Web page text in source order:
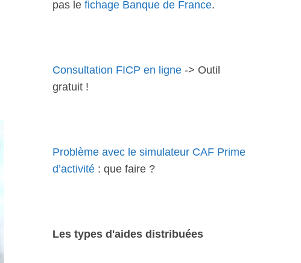
pas le fichage Banque de France.
Consultation FICP en ligne -> Outil
gratuit !
Problème avec le simulateur CAF Prime
d’activité : que faire ?
Les types d'aides distribuées